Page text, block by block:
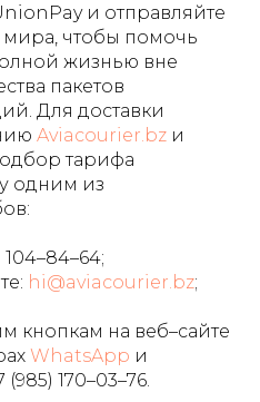
и отправляйте
мира, чтобы помочь
жизнью вне
пакетов
Для доставки
Aviacourier.bz и
тарифа
одним из
104–84–64;
hi@aviacourier.bz;
кнопкам на веб–сайте
WhatsApp и
170–03–76.